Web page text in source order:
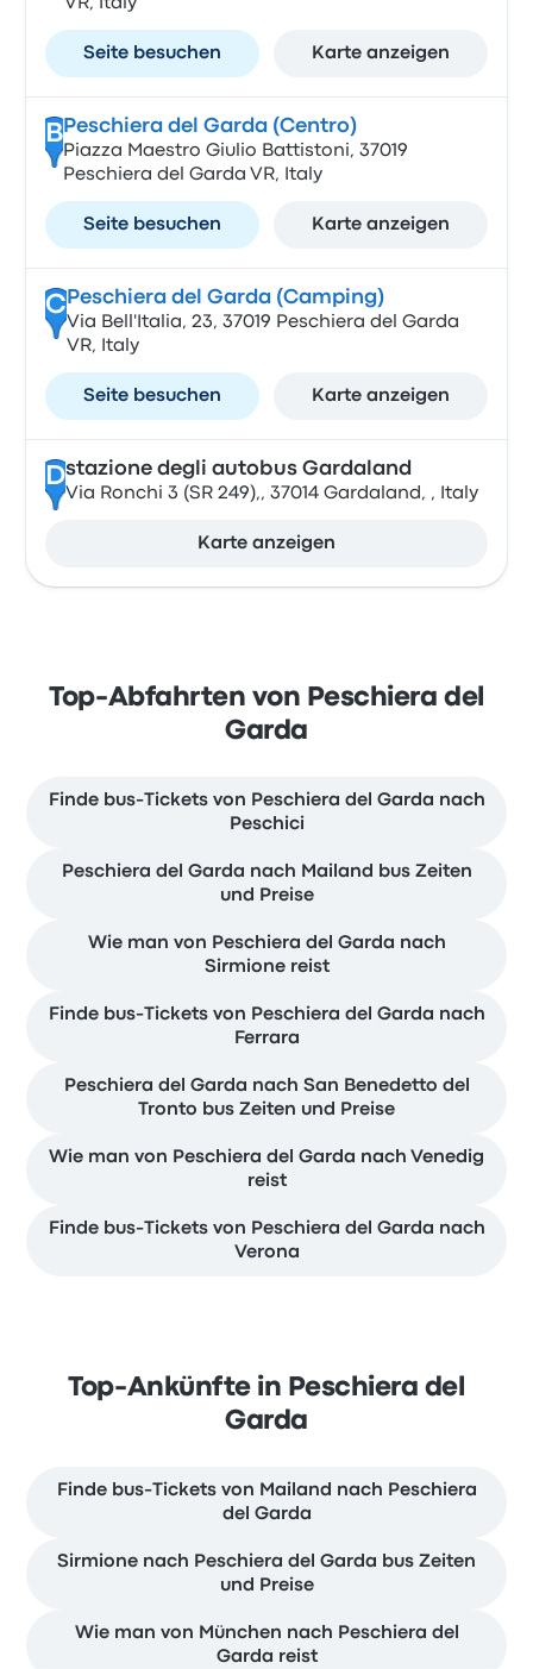
VR, Italy
Seite besuchen Karte anzeigen
B Peschiera del Garda (Centro)
Piazza Maestro Giulio Battistoni, 37019
Peschiera del Garda VR, Italy
Seite besuchen Karte anzeigen
CPeschiera del Garda (Camping)
Via Bell'Italia, 23, 37019 Peschiera del Garda
VR, Italy
Seite besuchen Karte anzeigen
Dstazione degli autobus Gardaland
Via Ronchi 3 (SR 249),, 37014 Gardaland, , Italy
Karte anzeigen
Top-Abfahrten von Peschiera del
Garda
Finde bus-Tickets von Peschiera del Garda nach
Peschici
Peschiera del Garda nach Mailand bus Zeiten
und Preise
Wie man von Peschiera del Garda nach
Sirmione reist
Finde bus-Tickets von Peschiera del Garda nach
Ferrara
Peschiera del Garda nach San Benedetto del
Tronto bus Zeiten und Preise
Wie man von Peschiera del Garda nach Venedig
reist
Finde bus-Tickets von Peschiera del Garda nach
Verona
Top-Ankünfte in Peschiera del
Garda
Finde bus-Tickets von Mailand nach Peschiera
del Garda
Sirmione nach Peschiera del Garda bus Zeiten
und Preise
Wie man von München nach Peschiera del
Garda reist